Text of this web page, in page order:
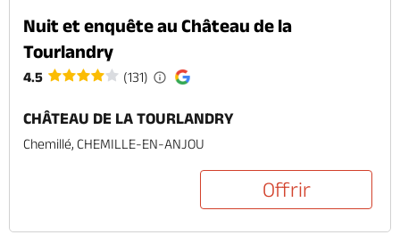
Nuit et enquête au Château de la
Tourlandry
4.5 (131)
CHÂTEAU DE LA TOURLANDRY
Chemillé, CHEMILLE-EN-ANJOU
Offrir